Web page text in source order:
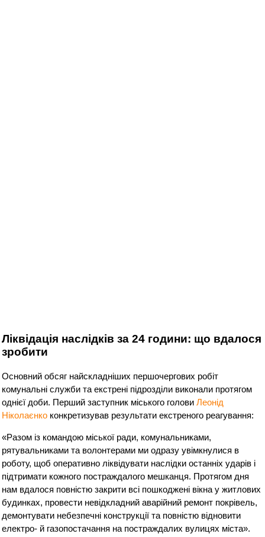
Ліквідація наслідків за 24 години: що вдалося
зробити
Основний обсяг найскладніших першочергових робіт
комунальні служби та екстрені підрозділи виконали протягом
однієї доби. Перший заступник міського головиЛеонід
Ніколаєнко конкретизував результати екстреного реагування:
«Разом із командою міської ради, комунальниками,
рятувальниками та волонтерами ми одразу увімкнулися в
роботу, щоб оперативно ліквідувати наслідки останніх ударів і
підтримати кожного постраждалого мешканця. Протягом дня
нам вдалося повністю закрити всі пошкоджені вікна у житлових
будинках, провести невідкладний аварійний ремонт покрівель,
демонтувати небезпечні конструкції та повністю відновити
електро- й газопостачання на постраждалих вулицях міста».